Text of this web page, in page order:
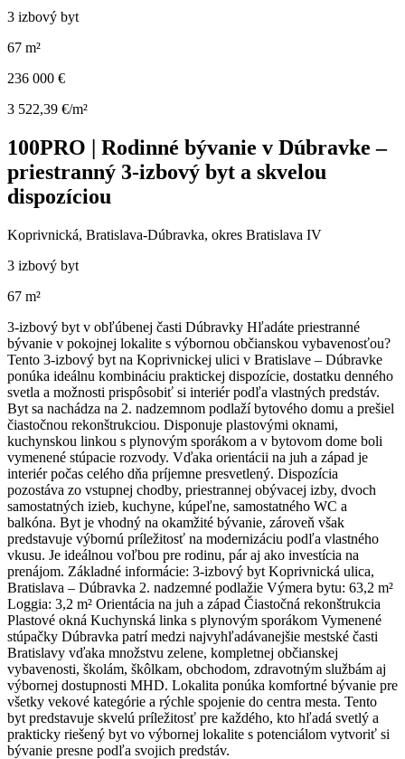
3 izbový byt
67 m²
236 000 €
3 522,39 €/m²
100PRO | Rodinné bývanie v Dúbravke –
priestranný 3-izbový byt a skvelou
dispozíciou
Koprivnická, Bratislava-Dúbravka, okres Bratislava IV
3 izbový byt
67 m²
3-izbový byt v obľúbenej časti Dúbravky Hľadáte priestranné
bývanie v pokojnej lokalite s výbornou občianskou vybavenosťou?
Tento 3-izbový byt na Koprivnickej ulici v Bratislave – Dúbravke
ponúka ideálnu kombináciu praktickej dispozície, dostatku denného
svetla a možnosti prispôsobiť si interiér podľa vlastných predstáv.
Byt sa nachádza na 2. nadzemnom podlaží bytového domu a prešiel
čiastočnou rekonštrukciou. Disponuje plastovými oknami,
kuchynskou linkou s plynovým sporákom a v bytovom dome boli
vymenené stúpacie rozvody. Vďaka orientácii na juh a západ je
interiér počas celého dňa príjemne presvetlený. Dispozícia
pozostáva zo vstupnej chodby, priestrannej obývacej izby, dvoch
samostatných izieb, kuchyne, kúpeľne, samostatného WC a
balkóna. Byt je vhodný na okamžité bývanie, zároveň však
predstavuje výbornú príležitosť na modernizáciu podľa vlastného
vkusu. Je ideálnou voľbou pre rodinu, pár aj ako investícia na
prenájom. Základné informácie: 3-izbový byt Koprivnická ulica,
Bratislava – Dúbravka 2. nadzemné podlažie Výmera bytu: 63,2 m²
Loggia: 3,2 m² Orientácia na juh a západ Čiastočná rekonštrukcia
Plastové okná Kuchynská linka s plynovým sporákom Vymenené
stúpačky Dúbravka patrí medzi najvyhľadávanejšie mestské časti
Bratislavy vďaka množstvu zelene, kompletnej občianskej
vybavenosti, školám, škôlkam, obchodom, zdravotným službám aj
výbornej dostupnosti MHD. Lokalita ponúka komfortné bývanie pre
všetky vekové kategórie a rýchle spojenie do centra mesta. Tento
byt predstavuje skvelú príležitosť pre každého, kto hľadá svetlý a
prakticky riešený byt vo výbornej lokalite s potenciálom vytvoriť si
bývanie presne podľa svojich predstáv.